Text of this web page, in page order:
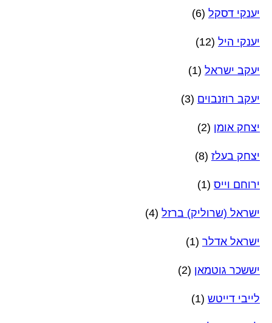
יענקי דסקל (6)
יענקי היל (12)
יעקב ישראל (1)
יעקב רוזנבוים (3)
יצחק אומן (2)
יצחק בעלז (8)
ירוחם וייס (1)
ישראל (שרוליק) ברזל (4)
ישראל אדלר (1)
יששכר גוטמאן (2)
לייבי דייטש (1)